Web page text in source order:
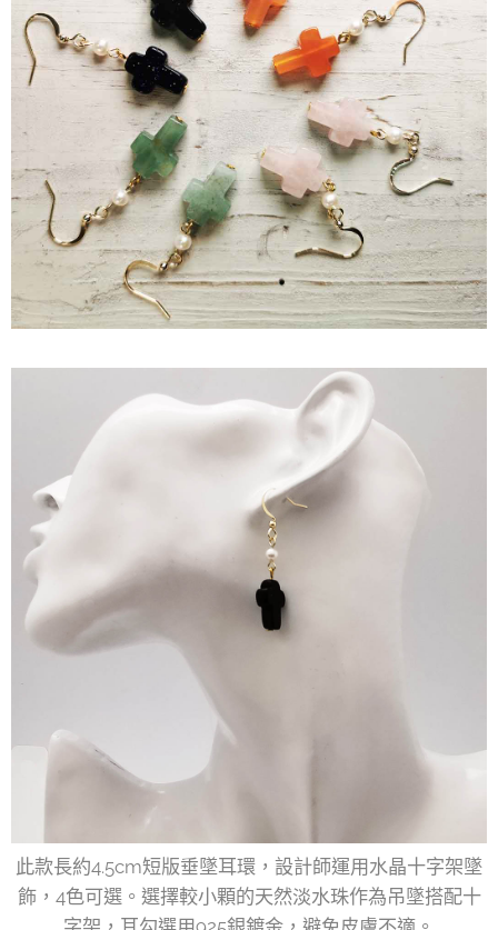
此款長約4.5cm短版垂墜耳環，設計師運用水晶十字架墜
飾，4色可選。選擇較小顆的天然淡水珠作為吊墜搭配十